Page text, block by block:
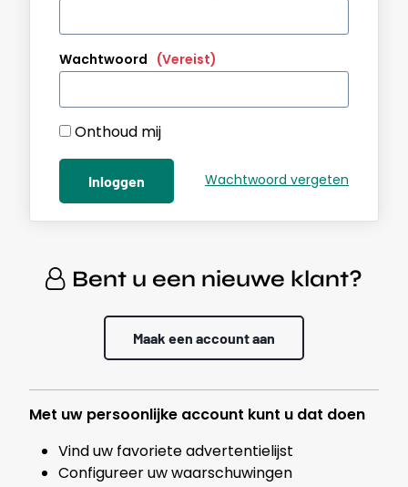
Wachtwoord (Vereist)
Onthoud mij
Wachtwoord vergeten
Bent u een nieuwe klant?
Maak een account aan
Met uw persoonlijke account kunt u dat doen
Vind uw favoriete advertentielijst
Configureer uw waarschuwingen